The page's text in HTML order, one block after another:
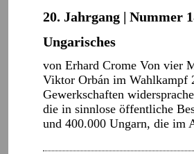
20. Jahrgang | Nummer
Ungarisches
von Erhard Crome Von vier
Viktor Orbán im Wahlkampf
Gewerkschaften
die in sinnlose öffentliche
und 400.000 Ungarn, die